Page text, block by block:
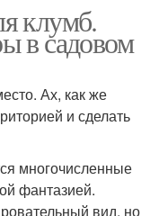
клумб.
в садовом
Ах, как же
и сделать
многочисленные
фантазией.
вид, но